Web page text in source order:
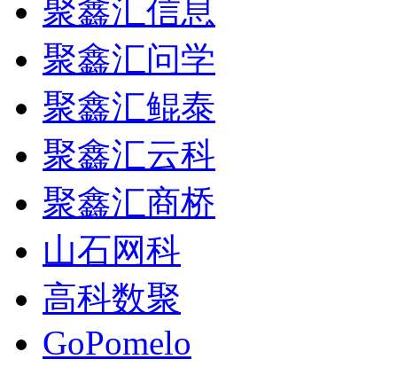
聚鑫汇信息
聚鑫汇问学
聚鑫汇鲲泰
聚鑫汇云科
聚鑫汇商桥
山石网科
高科数聚
GoPomelo